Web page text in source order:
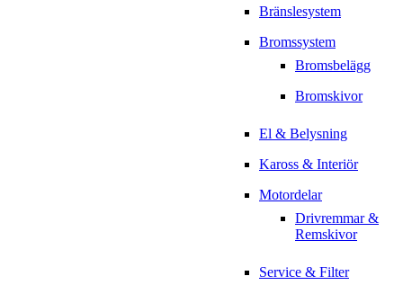
Bränslesystem
Bromssystem
Bromsbelägg
Bromskivor
El & Belysning
Kaross & Interiör
Motordelar
Drivremmar &
Remskivor
Service & Filter